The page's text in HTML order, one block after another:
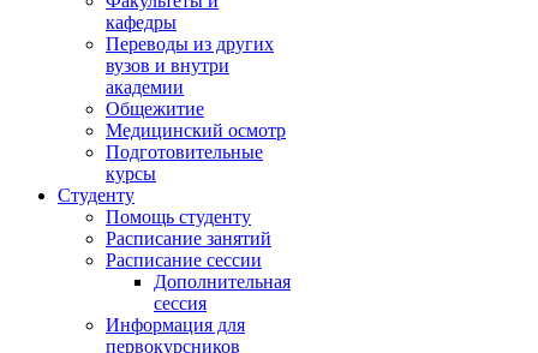
кафедры
Переводы из других
вузов и внутри
академии
Общежитие
Медицинский осмотр
Подготовительные
курсы
Студенту
Помощь студенту
Расписание занятий
Расписание сессии
Дополнительная
сессия
Информация для
первокурсников